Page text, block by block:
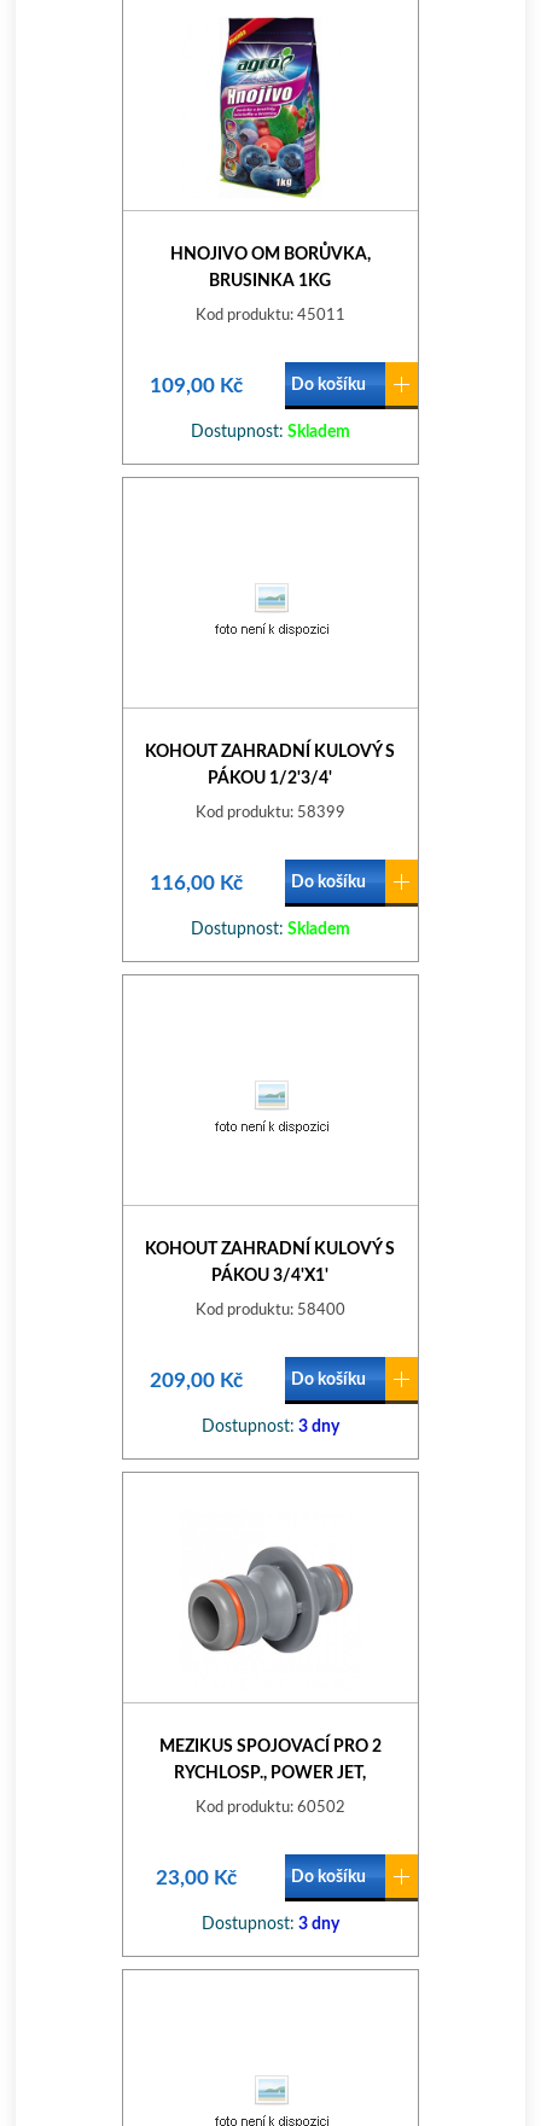
HNOJIVO OM BORŮVKA,
BRUSINKA 1KG
Kod produktu: 45011
109,00 Kč Do košíku
Dostupnost: Skladem
KOHOUT ZAHRADNÍ KULOVÝ S
PÁKOU 1/2'3/4'
Kod produktu: 58399
116,00 Kč Do košíku
Dostupnost: Skladem
KOHOUT ZAHRADNÍ KULOVÝ S
PÁKOU 3/4'X1'
Kod produktu: 58400
209,00 Kč Do košíku
Dostupnost: 3 dny
MEZIKUS SPOJOVACÍ PRO 2
RYCHLOSP., POWER JET,
STANDARD, WL-2202, WHITE
Kod produktu: 60502
23,00 Kč Do košíku
Dostupnost: 3 dny